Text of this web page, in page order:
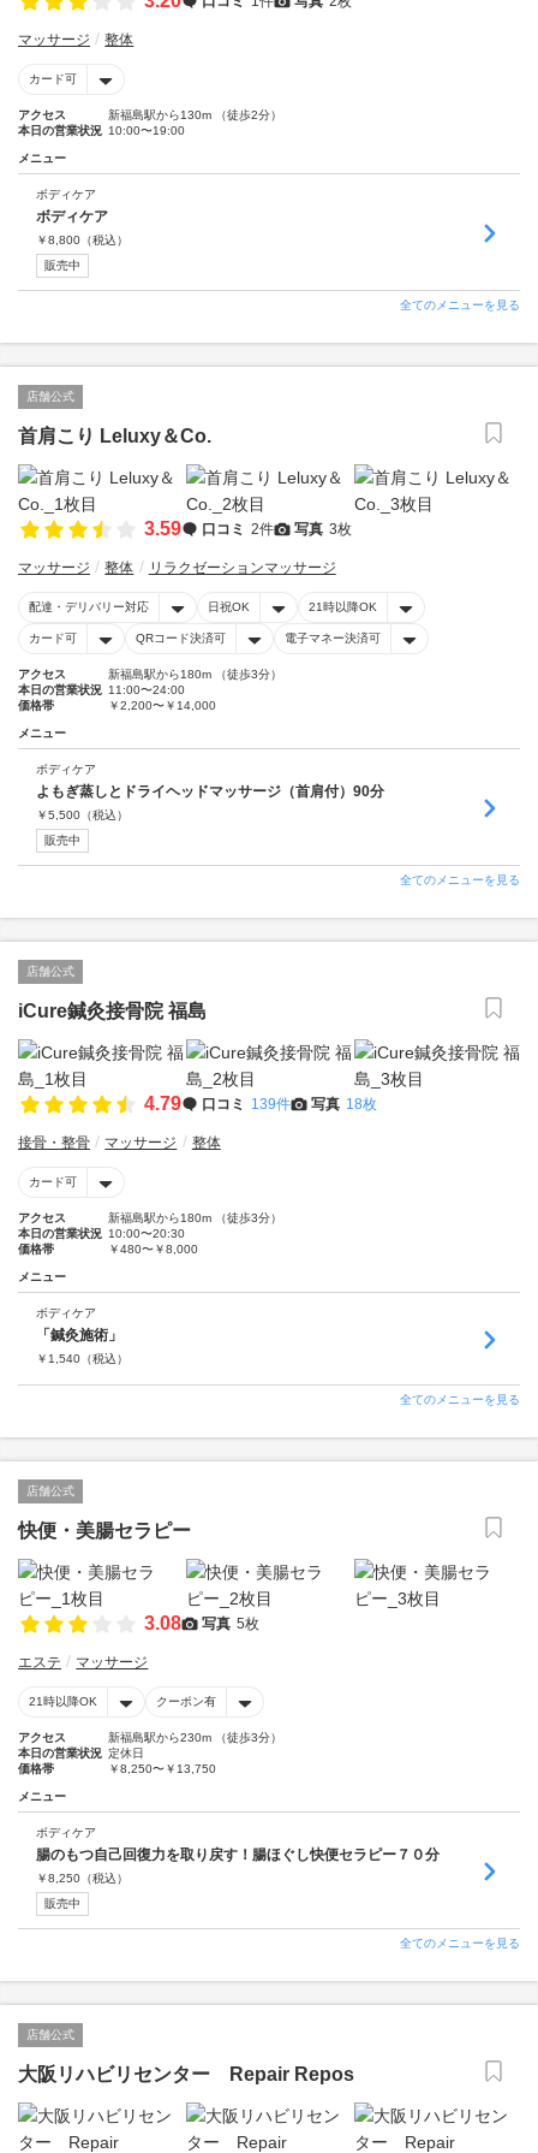
マッサージ 整体
カード可
アクセス
新福島駅から130m （徒歩2分）
本日の営業状況 10:00〜19:00
メニュー
ボディケア
ボディケア
￥8,800 （税込）
販売中
全てのメニューを見る
店舗公式
首肩こり Leluxy＆Co.
3.59 口コミ 2件 写真 3枚
マッサージ 整体 リラクゼーションマッサージ
配達・デリバリー対応 日祝OK 21時以降OK
カード可 QRコード決済可 電子マネー決済可
アクセス
新福島駅から180m （徒歩3分）
本日の営業状況 11:00〜24:00
価格帯
￥2,200〜￥14,000
メニュー
ボディケア
よもぎ蒸しとドライヘッドマッサージ（首肩付）90分
￥5,500 （税込）
販売中
全てのメニューを見る
店舗公式
iCure鍼灸接骨院 福島
4.79 口コミ 139件 写真 18枚
接骨・整骨 マッサージ 整体
カード可
アクセス
新福島駅から180m （徒歩3分）
本日の営業状況 10:00〜20:30
価格帯
￥480〜￥8,000
メニュー
ボディケア
「鍼灸施術」
￥ 1,540 （税込）
全てのメニューを見る
店舗公式
快便・美腸セラピー
3.08 写真 5枚
エステ マッサージ
21時以降OK クーポン有
アクセス
新福島駅から230m （徒歩3分）
本日の営業状況 定休日
価格帯
￥8,250〜￥13,750
メニュー
ボディケア
腸のもつ自己回復力を取り戻す！腸ほぐし快便セラピー７０分
￥8,250 （税込）
販売中
全てのメニューを見る
店舗公式
大阪リハビリセンター Repair Repos